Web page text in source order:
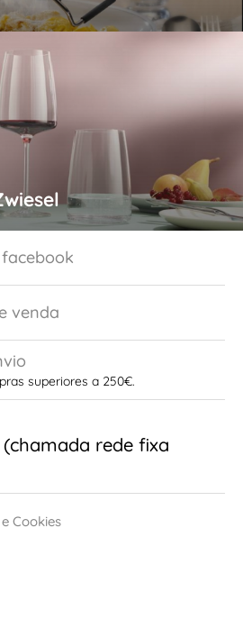
venda
superiores a 250€.
(chamada rede fixa
Cookies